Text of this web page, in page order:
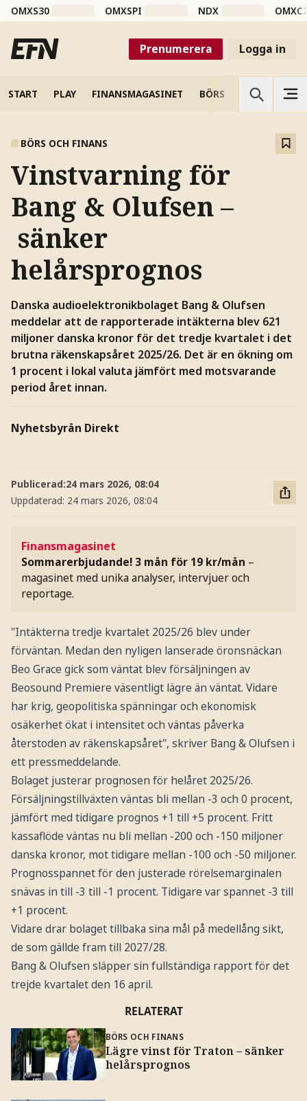
OMXS30 OMXSPI NDX
Prenumerera Logga in
START PLAY FINANSMAGASINET BÖRS VETENSKAP
BÖRS OCH FINANS
Vinstvarning för
Bang & Olufsen –
sänker
helårsprognos
Danska audioelektronikbolaget Bang & Olufsen
meddelar att de rapporterade intäkterna blev 621
miljoner danska kronor för det tredje kvartalet i det
brutna räkenskapsåret 2025/26. Det är en ökning om
1 procent i lokal valuta jämfört med motsvarande
period året innan.
Nyhetsbyrån Direkt
Publicerad:24 mars 2026, 08:04
Uppdaterad: 24 mars 2026, 08:04
Finansmagasinet
Sommarerbjudande! 3 mån för 19 kr/mån –
magasinet med unika analyser, intervjuer och
reportage.
"Intäkterna tredje kvartalet 2025/26 blev under
förväntan. Medan den nyligen lanserade öronsnäckan
Beo Grace gick som väntat blev försäljningen av
Beosound Premiere väsentligt lägre än väntat. Vidare
har krig, geopolitiska spänningar och ekonomisk
osäkerhet ökat i intensitet och väntas påverka
återstoden av räkenskapsåret", skriver Bang & Olufsen i
ett pressmeddelande.
Bolaget justerar prognosen för helåret 2025/26.
Försäljningstillväxten väntas bli mellan -3 och 0 procent,
jämfört med tidigare prognos +1 till +5 procent. Fritt
kassaflöde väntas nu bli mellan -200 och -150 miljoner
danska kronor, mot tidigare mellan -100 och -50 miljoner.
Prognosspannet för den justerade rörelsemarginalen
snävas in till -3 till -1 procent. Tidigare var spannet -3 till
+1 procent.
Vidare drar bolaget tillbaka sina mål på medellång sikt,
de som gällde fram till 2027/28.
Bang & Olufsen släpper sin fullständiga rapport för det
trejde kvartalet den 16 april.
RELATERAT
BÖRS OCH FINANS
Lägre vinst för Traton – sänker
helårsprognos